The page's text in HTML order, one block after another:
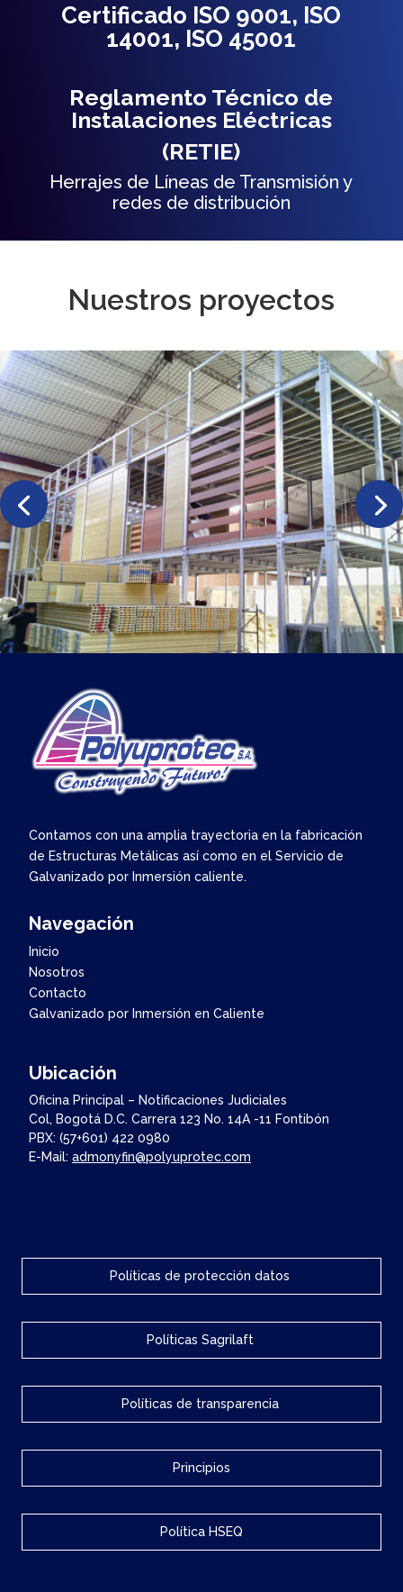
Certificado ISO 9001, ISO
14001, ISO 45001
Reglamento Técnico de
Instalaciones Eléctricas
(RETIE)
Herrajes de Líneas de Transmisión y
redes de distribución
Nuestros proyectos
Contamos con una amplia trayectoria en la fabricación
de Estructuras Metálicas así como en el Servicio de
Galvanizado por Inmersión caliente.
Navegación
Inicio
Nosotros
Contacto
Galvanizado por Inmersión en Caliente
Ubicación
Oficina Principal – Notificaciones Judiciales
Col, Bogotá D.C. Carrera 123 No. 14A -11 Fontibón
PBX: (57+601) 422 0980
E-Mail: admonyfin@polyuprotec.com
Políticas de protección datos
Políticas Sagrilaft
Políticas de transparencia
Principios
Política HSEQ